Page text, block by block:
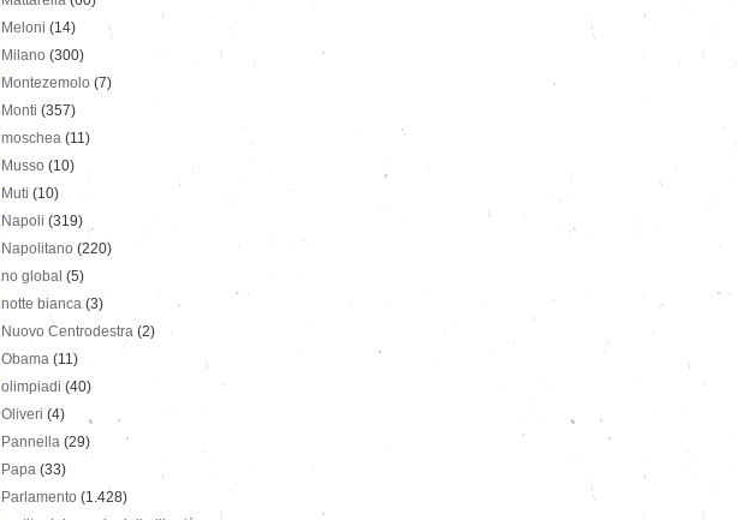
Meloni (14)
Milano (300)
Montezemolo (7)
Monti (357)
moschea (11)
Musso (10)
Muti (10)
Napoli (319)
Napolitano (220)
no global (5)
notte bianca (3)
Nuovo Centrodestra (2)
Obama (11)
olimpiadi (40)
Oliveri (4)
Pannella (29)
Papa (33)
Parlamento (1.428)